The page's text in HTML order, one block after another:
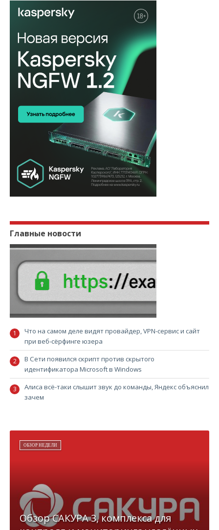
Главные новости
Что на самом деле видят провайдер, VPN-сервис и сайт
при веб-сёрфинге юзера
В Сети появился скрипт против скрытого
идентификатора Microsoft в Windows
Алиса всё-таки слышит звук до команды, Яндекс объяснил
зачем
ОБЗОР НЕДЕЛИ
Обзор САКУРА 3, комплекса для